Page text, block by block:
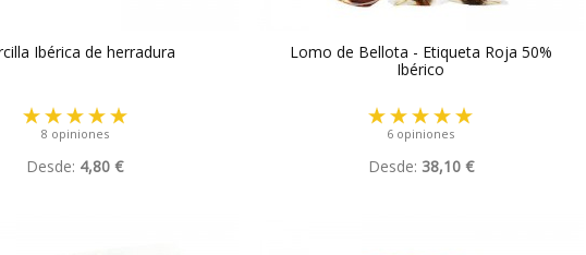
Ibérica de herradura
8 opiniones
Desde: 4,80 €
Lomo de Bellota - Etiqueta Roja 50%
Ibérico
6 opiniones
Desde: 38,10 €